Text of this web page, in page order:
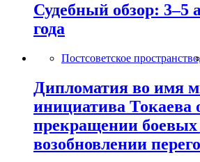
Судебный обзор: 3–5
года
Постсоветское
Дипломатия во имя
инициатива Токаева
прекращении боевых
возобновлении